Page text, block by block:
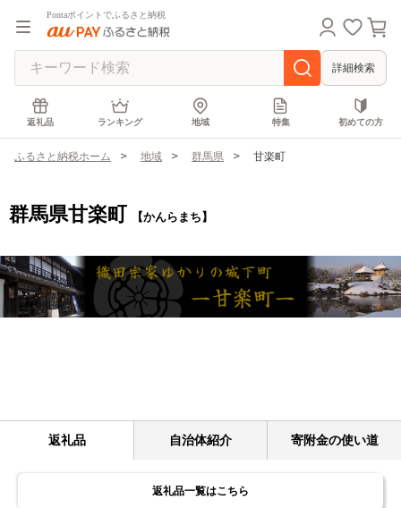
Pontaポイントでふるさと納税
詳細検索
返礼品 ランキング 地域 特集 初めての方
ふるさと納税ホーム 地域 群馬県 甘楽町
群馬県甘楽町 【かんらまち】
返礼品 自治体紹介 寄附金の使い道
返礼品一覧はこちら